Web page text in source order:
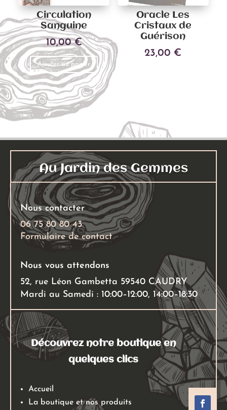
sur
Circulation
Sanguine
10,00€
Ajouter au panier
Oracle Les
Cristaux de
Guérison
23,00 €
Au Jardin des Gemmes
Nous contacter
06 75 80 80 43
Formulaire de contact
Nous vous attendons
52, rue Léon Gambetta 59540 CAUDRY
Mardi au Samedi : 10:00–12:00, 14:00–18:30
Découvrez notre boutique en
quelques clics
Accueil
La boutique et nos produits